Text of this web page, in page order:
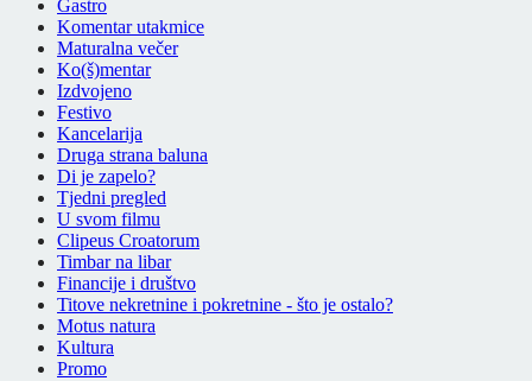
Gastro
Komentar utakmice
Maturalna večer
Ko(š)mentar
Izdvojeno
Festivo
Kancelarija
Druga strana baluna
Di je zapelo?
Tjedni pregled
U svom filmu
Clipeus Croatorum
Timbar na libar
Financije i društvo
Titove nekretnine i pokretnine - što je ostalo?
Motus natura
Kultura
Promo